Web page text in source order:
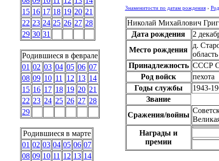
15 16 17 18 19 20 21
22 23 24 25 26 27 28
29 30 31
Родившиеся в феврале
01 02 03 04 05 06 07
08 09 10 11 12 13 14
15 16 17 18 19 20 21
22 23 24 25 26 27 28
29
Родившиеся в марте
01 02 03 04 05 06 07
08 09 10 11 12 13 14
Знаменитости по датам рождения›
Николай Михайлович
Дата рождения
2
Место рождения
д.
область
Принадлежность СССР
Род войск
пехота
Годы службы
1943-
Звание
Сражения/войны
Награды и
премии